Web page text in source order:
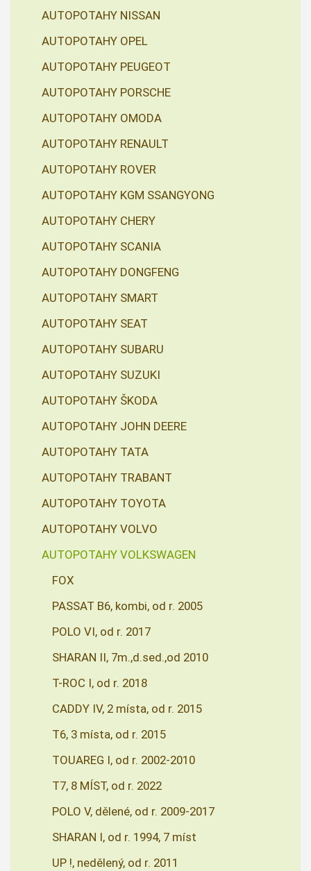
AUTOPOTAHY NISSAN
AUTOPOTAHY OPEL
AUTOPOTAHY PEUGEOT
AUTOPOTAHY PORSCHE
AUTOPOTAHY OMODA
AUTOPOTAHY RENAULT
AUTOPOTAHY ROVER
AUTOPOTAHY KGM SSANGYONG
AUTOPOTAHY CHERY
AUTOPOTAHY SCANIA
AUTOPOTAHY DONGFENG
AUTOPOTAHY SMART
AUTOPOTAHY SEAT
AUTOPOTAHY SUBARU
AUTOPOTAHY SUZUKI
AUTOPOTAHY ŠKODA
AUTOPOTAHY JOHN DEERE
AUTOPOTAHY TATA
AUTOPOTAHY TRABANT
AUTOPOTAHY TOYOTA
AUTOPOTAHY VOLVO
AUTOPOTAHY VOLKSWAGEN
FOX
PASSAT B6, kombi, od r. 2005
POLO VI, od r. 2017
SHARAN II, 7m.,d.sed.,od 2010
T-ROC I, od r. 2018
CADDY IV, 2 místa, od r. 2015
T6, 3 místa, od r. 2015
TOUAREG I, od r. 2002-2010
T7, 8 MÍST, od r. 2022
POLO V, dělené, od r. 2009-2017
SHARAN I, od r. 1994, 7 míst
UP !, nedělený, od r. 2011